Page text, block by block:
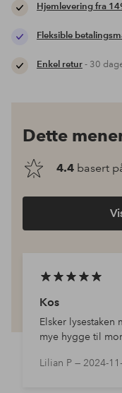
Hjemlevering fra
Fleksible
Enkel retur- 30
Dette
4.4 basert
Kos
Elsker lysestaken
mye hygge til
Lilian P — 2024-